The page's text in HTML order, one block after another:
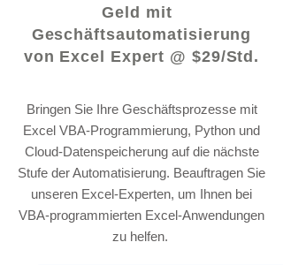
Geld mit
Geschäftsautomatisierung
von Excel Expert @ $29/Std.
Bringen Sie Ihre Geschäftsprozesse mit
Excel VBA-Programmierung, Python und
Cloud-Datenspeicherung auf die nächste
Stufe der Automatisierung. Beauftragen Sie
unseren Excel-Experten, um Ihnen bei
VBA-programmierten Excel-Anwendungen
zu helfen.